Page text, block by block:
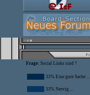
Frage: Social Links sind ?
33% Eine gute Sache ...
33% Nervig ...